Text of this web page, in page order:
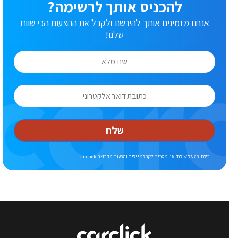
להכניס אותך לרשימה?
אנחנו מזמינים אותך להירשם ולקבל את ההצעות הכי שוות
שלנו!
שלח
בלחיצה על ‘שלח’ אני מסכים לקבל מיילים והצעות מקבוצת carclick